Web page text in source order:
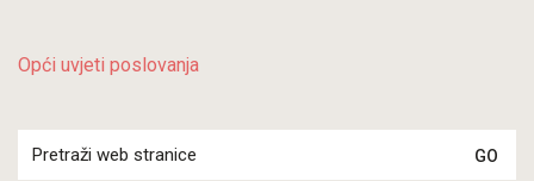
Opći uvjeti poslovanja
for: